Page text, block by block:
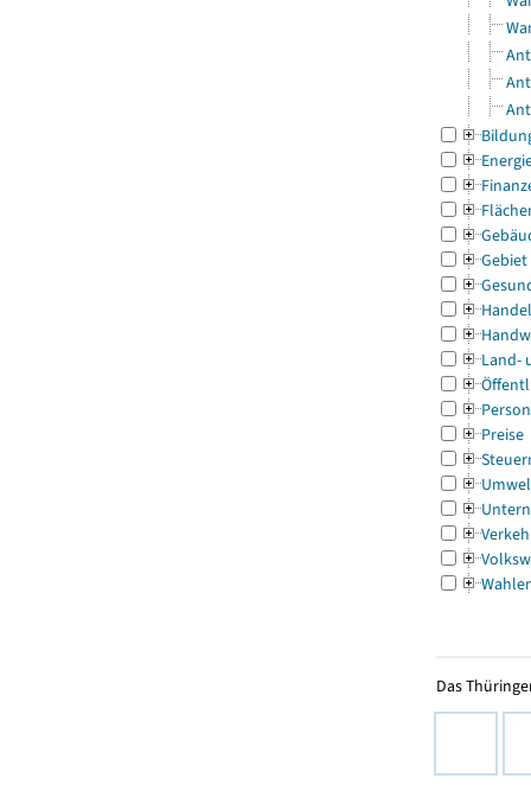
Gebiet
Land-
Preise
Das